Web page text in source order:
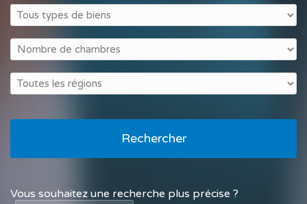
Rechercher
Vous souhaitez une recherche plus précise ?